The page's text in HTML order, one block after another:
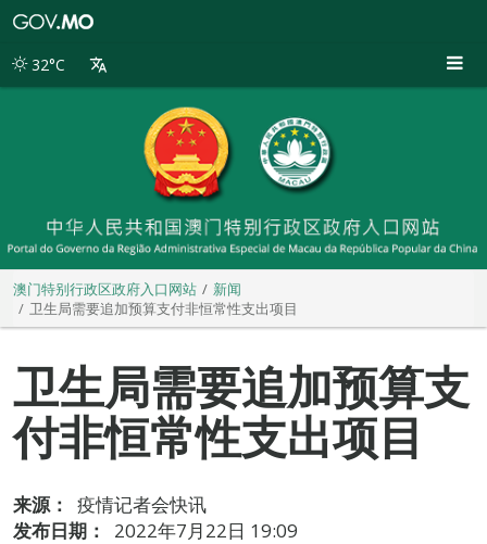
别
32°C
澳门特别行政区政府入口网站
新闻
卫生局需要追加预算支付非恒常性支出项目
卫生局需要追加预算支
付非恒常性支出项目
来源：
疫情记者会快讯
发布日期：
2022年7月22日 19:09